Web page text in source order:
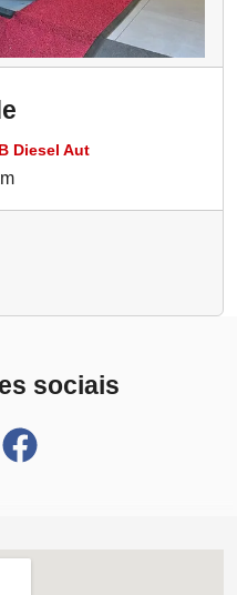
Diesel Aut
sociais